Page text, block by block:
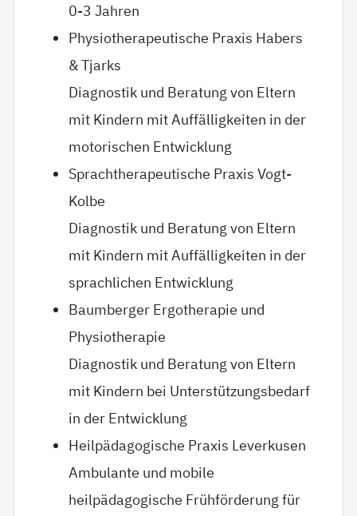
0-3 Jahren
Physiotherapeutische Praxis Habers
& Tjarks
Diagnostik und Beratung von Eltern
mit Kindern mit Auffälligkeiten in der
motorischen Entwicklung
Sprachtherapeutische Praxis Vogt-
Kolbe
Diagnostik und Beratung von Eltern
mit Kindern mit Auffälligkeiten in der
sprachlichen Entwicklung
Baumberger Ergotherapie und
Physiotherapie
Diagnostik und Beratung von Eltern
mit Kindern bei Unterstützungsbedarf
in der Entwicklung
Heilpädagogische Praxis Leverkusen
Ambulante und mobile
heilpädagogische Frühförderung für